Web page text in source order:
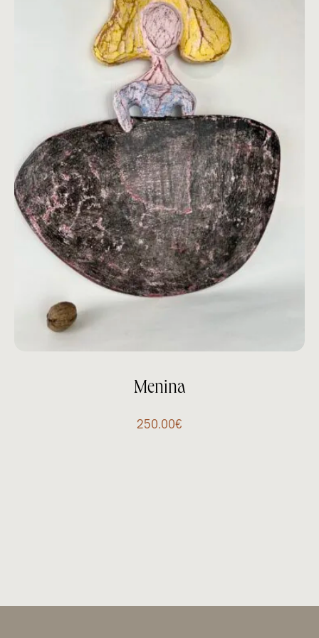
Menina
250.00€